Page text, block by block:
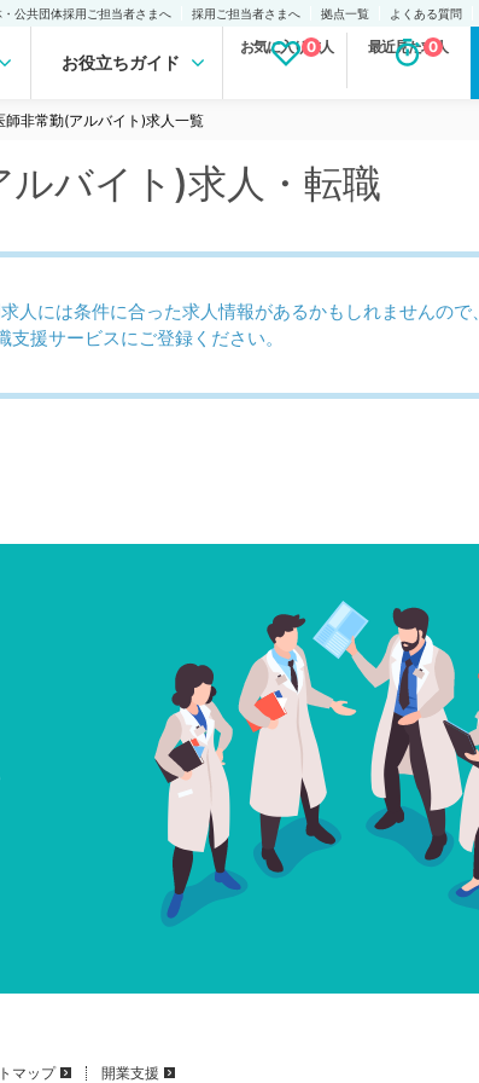
・公共団体採用ご担当者さまへ 採用ご担当者さまへ 拠点一覧 よくある質問
お役立ちガイド
お気に入り求人
0 最近見た求人
0
師非常勤(アルバイト)求人一覧
バイト)求人・転職
には条件に合った求人情報があるかもしれませんので、
援サービスにご登録ください。
マップ 開業支援